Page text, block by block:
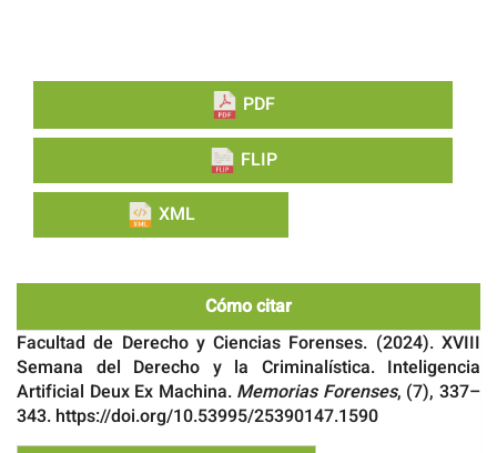
PDF
FLIP
XML
Cómo citar
Facultad de Derecho y Ciencias Forenses. (2024). XVIII
Semana del Derecho y la Criminalística. Inteligencia
Artificial Deux Ex Machina. Memorias Forenses, (7), 337–
343. https://doi.org/10.53995/25390147.1590